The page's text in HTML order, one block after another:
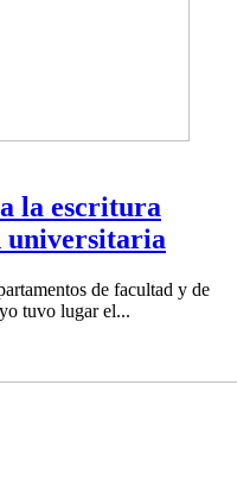
la escritura
universitaria
de facultad y de
tuvo lugar el...